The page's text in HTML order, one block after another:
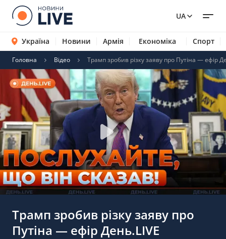
UA
Україна Новини Армія Економіка Спорт
Головна Відео Трамп зробив різку заяву про Путіна — ефір
Трамп зробив різку заяву про
Путіна — ефір День.LIVE